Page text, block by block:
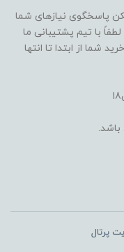
پاسخگوی نیازهای شما
با تیم پشتیبانی ما
شما از ابتدا تا انتها
پرتال